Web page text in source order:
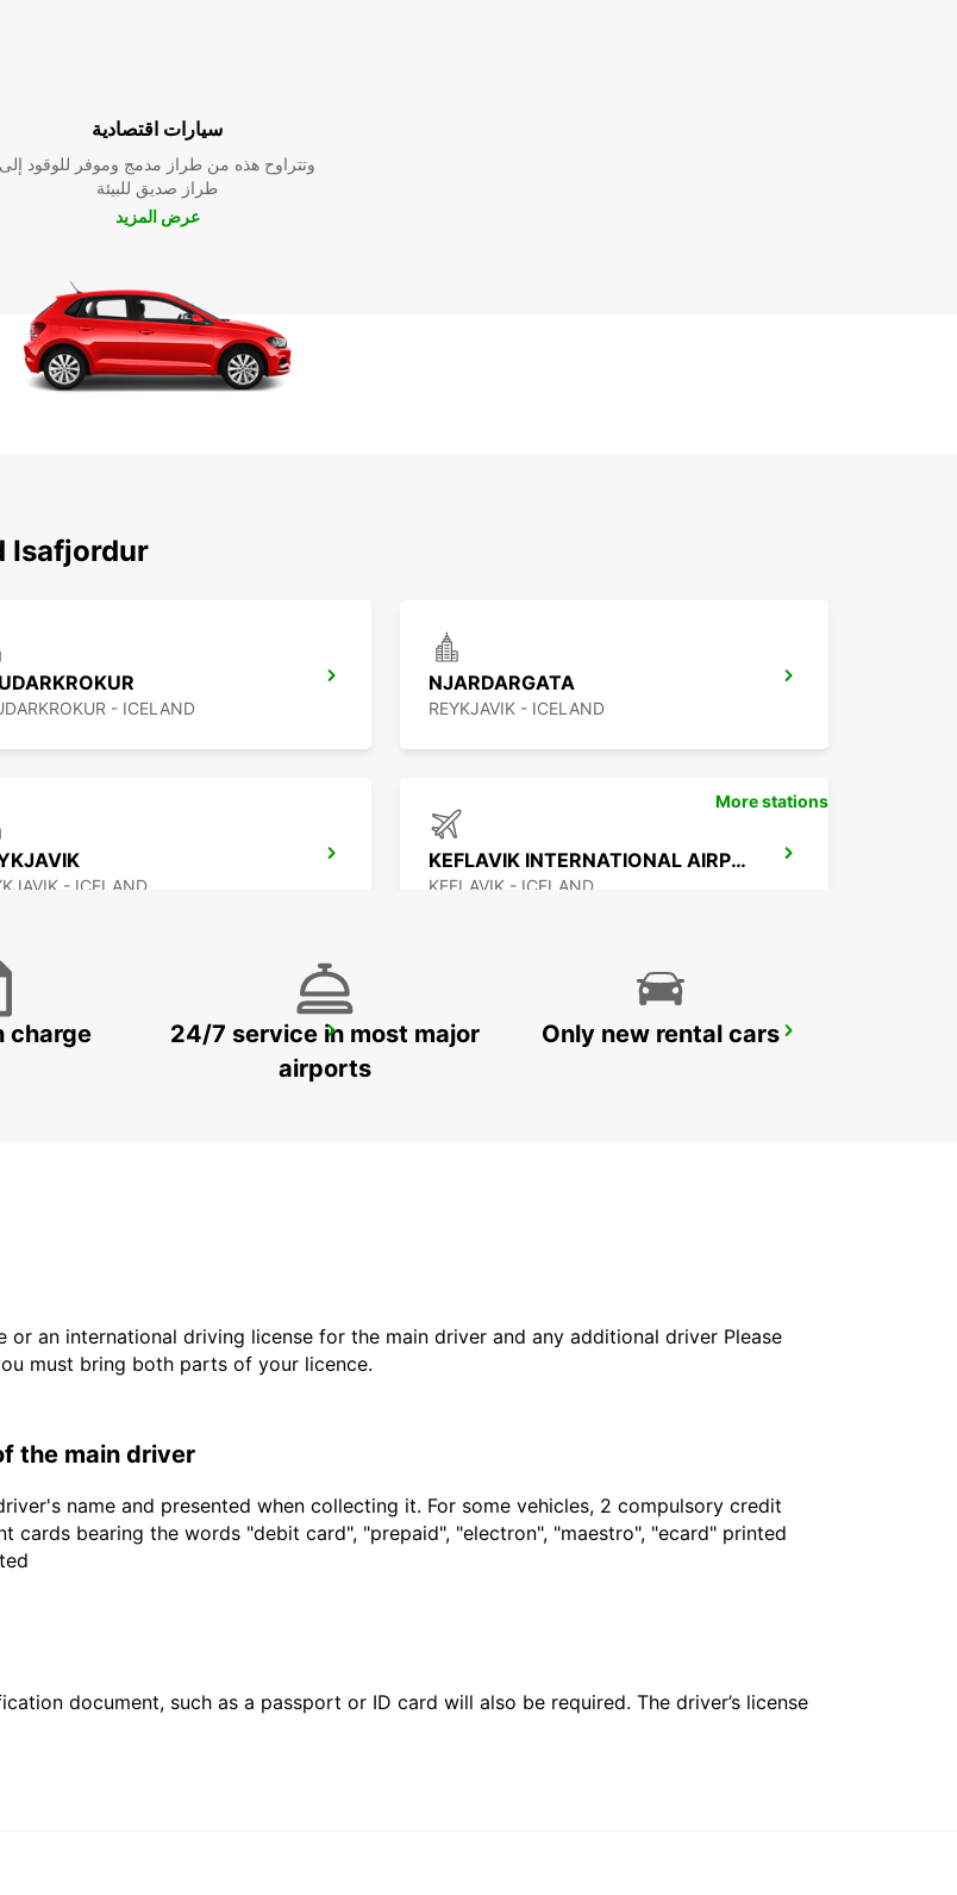
سيارات اقتصادية
وتتراوح هذه من طراز مدمج وموفر للوقود إلى
طراز صديق للبيئة
عرض المزيد
Isafjordur
- ICELAND
NJARDARGATA
REYKJAVIK - ICELAND
- ICELAND
KEFLAVIK INTERNATIONAL AIRPORT
KEFLAVIK - ICELAND
HARBOUR AKUREYRI AIRPORT
More stations
charge
24/7 service in most major
airports
Only new rental cars
an international driving license for the main driver and any additional driver Please
must bring both parts of your licence.
the main driver
name and presented when collecting it. For some vehicles, 2 compulsory credit
cards bearing the words "debit card", "prepaid", "electron", "maestro", "ecard" printed
document, such as a passport or ID card will also be required. The driver’s license